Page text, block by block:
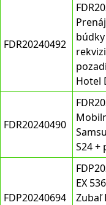
FDR20240492
Hotel
FDR20240490
S24 +
FDP20240694
EX
Zubaľ